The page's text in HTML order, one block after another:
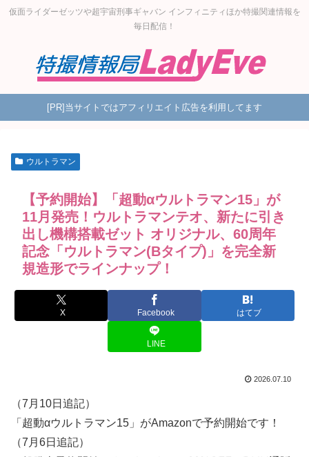
仮面ライダーゼッツや超宇宙刑事ギャバン インフィニティほか特撮関連情報を
毎日配信！
[PR]当サイトではアフィリエイト広告を利用してます
ウルトラマン
【予約開始】「超動αウルトラマン15」が
11月発売！ウルトラマンテオ、新たに引き
出し機構搭載ゼット オリジナル、60周年
記念「ウルトラマン(Bタイプ)」を完全新
規造形でラインナップ！
X Facebook はてブ
LINE
2026.07.10
（7月10日追記）
「超動αウルトラマン15」がAmazonで予約開始です！
（7月6日追記）